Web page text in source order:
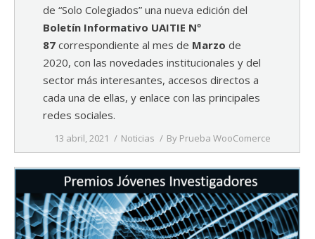
de “Solo Colegiados” una nueva edición del
Boletín Informativo UAITIE Nº
87 correspondiente al mes de Marzo de
2020, con las novedades institucionales y del
sector más interesantes, accesos directos a
cada una de ellas, y enlace con las principales
redes sociales.
13 abril, 2021 Noticias By Prueba WooComerce